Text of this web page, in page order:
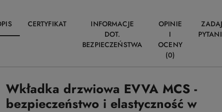
CERTYFIKAT
INFORMACJE
DOT.
BEZPIECZEŃSTWA
OPINIE
I
OCENY
(0)
Wkładka drzwiowa EVVA MCS -
bezpieczeństwo i elastyczność w